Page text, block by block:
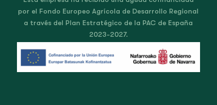
por el Fondo Europeo Agrícola de Desarrollo Regional
a través del Plan Estratégico de la PAC de España
2023-2027.